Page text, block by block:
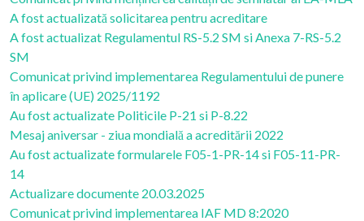
A fost actualizată solicitarea pentru acreditare
A fost actualizat Regulamentul RS-5.2 SM si Anexa 7-RS-5.2
SM
Comunicat privind implementarea Regulamentului de punere
în aplicare (UE) 2025/1192
Au fost actualizate Politicile P-21 si P-8.22
Mesaj aniversar - ziua mondială a acreditării 2022
Au fost actualizate formularele F05-1-PR-14 si F05-11-PR-
14
Actualizare documente 20.03.2025
Comunicat privind implementarea IAF MD 8:2020